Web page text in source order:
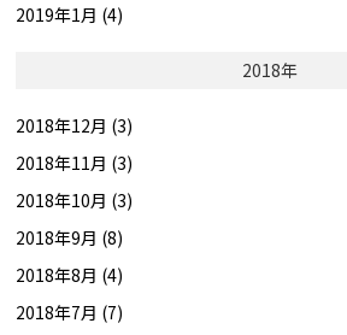
2019年1月 (4)
2018年
2018年12月 (3)
2018年11月 (3)
2018年10月 (3)
2018年9月 (8)
2018年8月 (4)
2018年7月 (7)